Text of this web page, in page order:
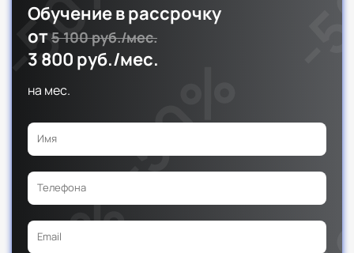
Обучение в рассрочку
от5 100 руб./мес.
3 800 руб./мес.
на мес.